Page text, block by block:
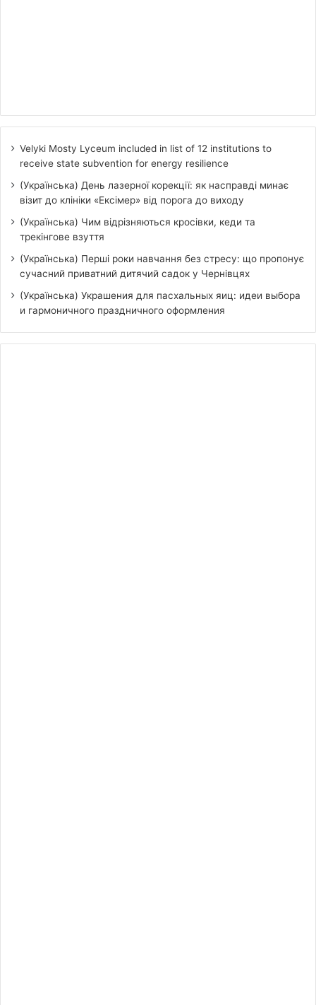
Velyki Mosty Lyceum included in list of 12 institutions to
receive state subvention for energy resilience
(Українська) День лазерної корекції: як насправді минає
візит до клініки «Ексімер» від порога до виходу
(Українська) Чим відрізняються кросівки, кеди та
трекінгове взуття
(Українська) Перші роки навчання без стресу: що пропонує
сучасний приватний дитячий садок у Чернівцях
(Українська) Украшения для пасхальных яиц: идеи выбора
и гармоничного праздничного оформления